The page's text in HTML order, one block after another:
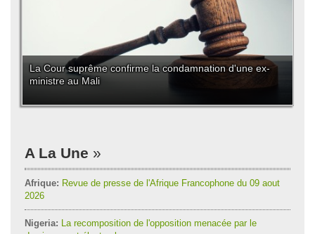
La Cour suprême confirme la condamnation d'une ex-
ministre au Mali
A La Une
Afrique: Revue de presse de l'Afrique Francophone du 09 aout
2026
Nigeria: La recomposition de l'opposition menacée par le